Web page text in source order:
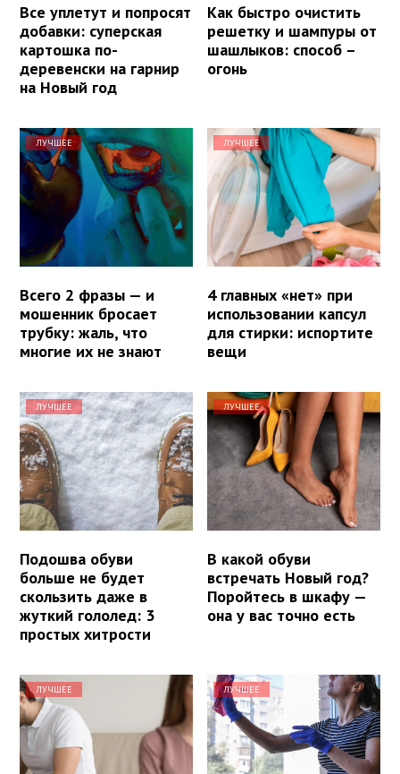
Все уплетут и попросят
добавки: суперская
картошка по-
деревенски на гарнир
на Новый год
Как быстро очистить
решетку и шампуры от
шашлыков: способ –
огонь
ЛУЧШЕЕ
Всего 2 фразы — и
мошенник бросает
трубку: жаль, что
многие их не знают
ЛУЧШЕЕ
4 главных «нет» при
использовании капсул
для стирки: испортите
вещи
ЛУЧШЕЕ
Подошва обуви
больше не будет
скользить даже в
жуткий гололед: 3
простых хитрости
ЛУЧШЕЕ
В какой обуви
встречать Новый год?
Поройтесь в шкафу —
она у вас точно есть
ЛУЧШЕЕ ЛУЧШЕЕ